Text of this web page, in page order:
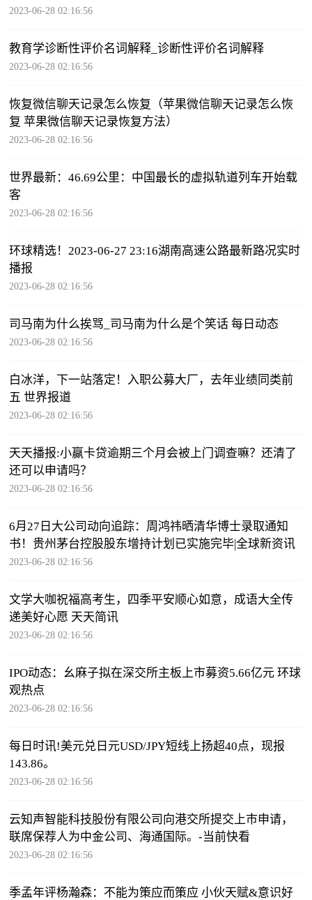
2023-06-28 02:16:56
教育学诊断性评价名词解释_诊断性评价名词解释
2023-06-28 02:16:56
恢复微信聊天记录怎么恢复（苹果微信聊天记录怎么恢
复 苹果微信聊天记录恢复方法）
2023-06-28 02:16:56
世界最新：46.69公里：中国最长的虚拟轨道列车开始载
客
2023-06-28 02:16:56
环球精选！2023-06-27 23:16湖南高速公路最新路况实时
播报
2023-06-28 02:16:56
司马南为什么挨骂_司马南为什么是个笑话 每日动态
2023-06-28 02:16:56
白冰洋，下一站落定！入职公募大厂，去年业绩同类前
五 世界报道
2023-06-28 02:16:56
天天播报:小赢卡贷逾期三个月会被上门调查嘛？还清了
还可以申请吗？
2023-06-28 02:16:56
6月27日大公司动向追踪：周鸿祎晒清华博士录取通知
书！贵州茅台控股股东增持计划已实施完毕|全球新资讯
2023-06-28 02:16:56
文学大咖祝福高考生，四季平安顺心如意，成语大全传
递美好心愿 天天简讯
2023-06-28 02:16:56
IPO动态：幺麻子拟在深交所主板上市募资5.66亿元 环球
观热点
2023-06-28 02:16:56
每日时讯!美元兑日元USD/JPY短线上扬超40点，现报
143.86。
2023-06-28 02:16:56
云知声智能科技股份有限公司向港交所提交上市申请，
联席保荐人为中金公司、海通国际。-当前快看
2023-06-28 02:16:56
季孟年评杨瀚森：不能为策应而策应 小伙天赋&意识好